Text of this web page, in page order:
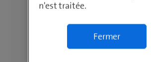
n'est traitée.
Fermer